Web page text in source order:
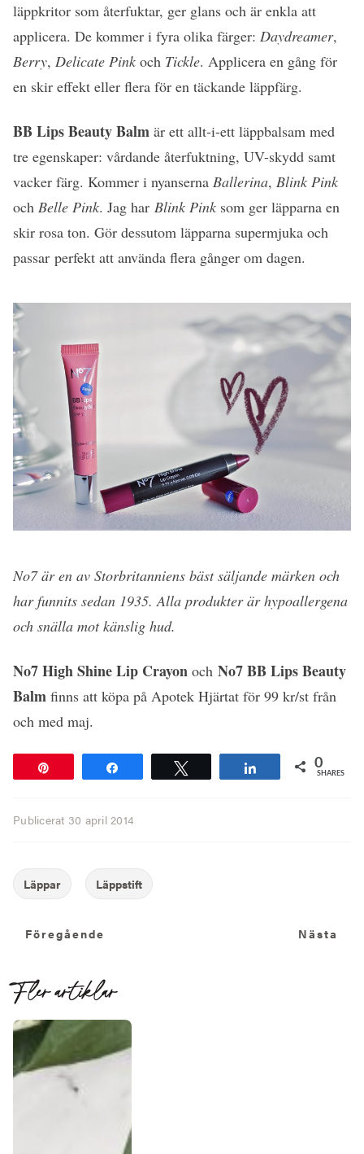
läppkritor som återfuktar, ger glans och är enkla att
applicera. De kommer i fyra olika färger: Daydreamer,
Berry, Delicate Pink och Tickle. Applicera en gång för
en skir effekt eller flera för en täckande läppfärg.
BB Lips Beauty Balm är ett allt-i-ett läppbalsam med
tre egenskaper: vårdande återfuktning, UV-skydd samt
vacker färg. Kommer i nyanserna Ballerina, Blink Pink
och Belle Pink. Jag har Blink Pink som ger läpparna en
skir rosa ton. Gör dessutom läpparna supermjuka och
passar perfekt att använda flera gånger om dagen.
No7 är en av Storbritanniens bäst säljande märken och
har funnits sedan 1935. Alla produkter är hypoallergena
och snälla mot känslig hud.
No7 High Shine Lip Crayon och No7 BB Lips Beauty
Balm finns att köpa på Apotek Hjärtat för 99 kr/st från
och med maj.
Share 0
SHARES
Publicerat 30 april 2014
Föregående
Föregående Nästa
Fler artiklar